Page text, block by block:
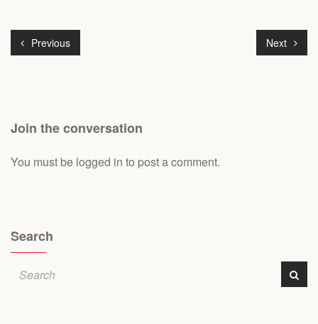
Previous Next
Join the conversation
You must be logged in to post a comment.
Search